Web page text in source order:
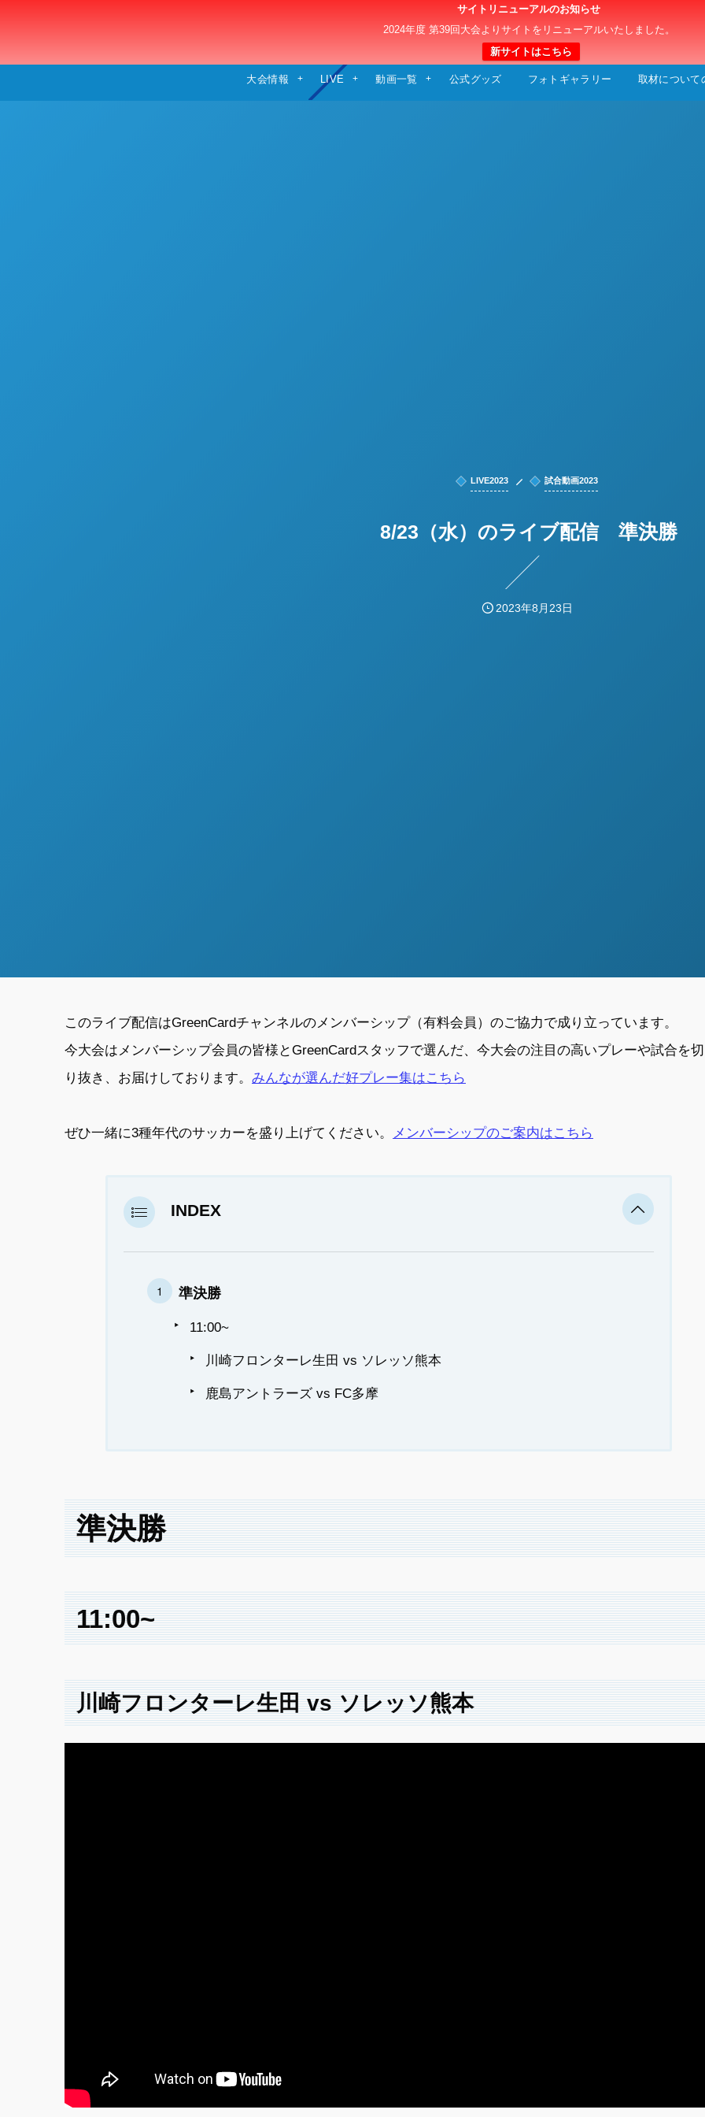
サイトリニューアルのお知らせ
2024年度 第39回大会よりサイトをリニューアルいたしました。
新サイトはこちら
日本クラブユースサッカー選手権（U-15）大
大会情報 LIVE 動画一覧 公式グッズ フォトギャラリー 取材について
LIVE2023 試合動画2023
8/23（水）のライブ配信 準決勝
2023年8月23日
このライブ配信はGreenCardチャンネルのメンバーシップ（有料会員）のご協力で成り立っています。
今大会はメンバーシップ会員の皆様とGreenCardスタッフで選んだ、今大会の注目の高いプレーや試合を切
り抜き、お届けしております。 みんなが選んだ好プレー集はこちら
ぜひ一緒に3種年代のサッカーを盛り上げてください。 メンバーシップのご案内はこちら
INDEX
準決勝
11:00~
川崎フロンターレ生田 vs ソレッソ熊本
鹿島アントラーズ vs FC多摩
準決勝
11:00~
川崎フロンターレ生田 vs ソレッソ熊本